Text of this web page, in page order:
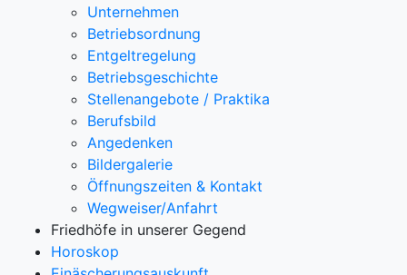
Unternehmen
Betriebsordnung
Entgeltregelung
Betriebsgeschichte
Stellenangebote / Praktika
Berufsbild
Angedenken
Bildergalerie
Öffnungszeiten & Kontakt
Wegweiser/Anfahrt
Friedhöfe in unserer Gegend
Horoskop